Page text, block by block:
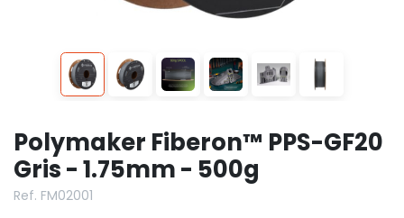
Polymaker Fiberon™ PPS-GF20
Gris - 1.75mm - 500g
Ref. FM02001